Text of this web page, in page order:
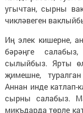
угычтан, сырны
чикләвеген
Иң элек кишерне,
бәрәңге
сылыйбыз. Ярты
җимешне,
Аннан инде катлап-
сырны салабыз.
микъдарда төрле